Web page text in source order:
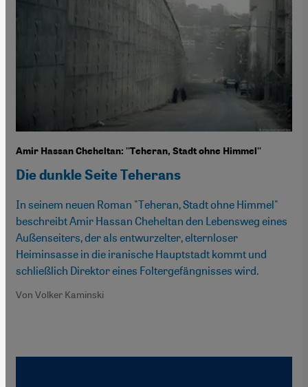
Amir Hassan Cheheltan: ''Teheran, Stadt ohne Himmel''
Die dunkle Seite Teherans
In seinem neuen Roman "Teheran, Stadt ohne Himmel"
beschreibt Amir Hassan Cheheltan den Lebensweg eines
Außenseiters, der als entwurzelter, elternloser
Heiminsasse in die iranische Hauptstadt kommt und
schließlich Direktor eines Foltergefängnisses wird.
Von Volker Kaminski